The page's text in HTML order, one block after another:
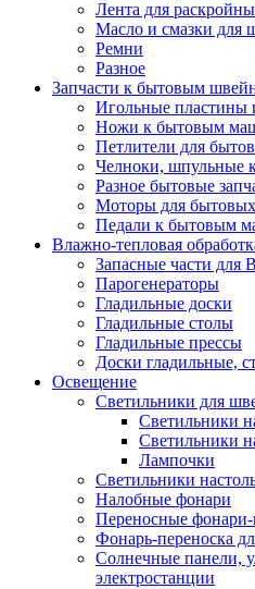
Лента для
Масло и смазки для
Ремни
Разное
Запчасти к бытовым
Игольные пластины
Ножи к бытовым
Петлители для
Челноки, шпульные
Разное бытовые
Моторы для
Педали к бытовым
Влажно-тепловая
Запасные части для
Парогенераторы
Гладильные доски
Гладильные столы
Гладильные прессы
Доски гладильные,
Освещение
Светильники для
Светильники
Светильники
Лампочки
Светильники
Налобные фонари
Переносные
Фонарь-переноска
Солнечные панели,
электростанции